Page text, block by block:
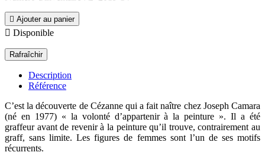
 Ajouter au panier
 Disponible
Description
Référence
C’est la découverte de Cézanne qui a fait naître chez Joseph Camara
(né en 1977) « la volonté d’appartenir à la peinture ». Il a été
graffeur avant de revenir à la peinture qu’il trouve, contrairement au
graff, sans limite. Les figures de femmes sont l’un de ses motifs
récurrents.